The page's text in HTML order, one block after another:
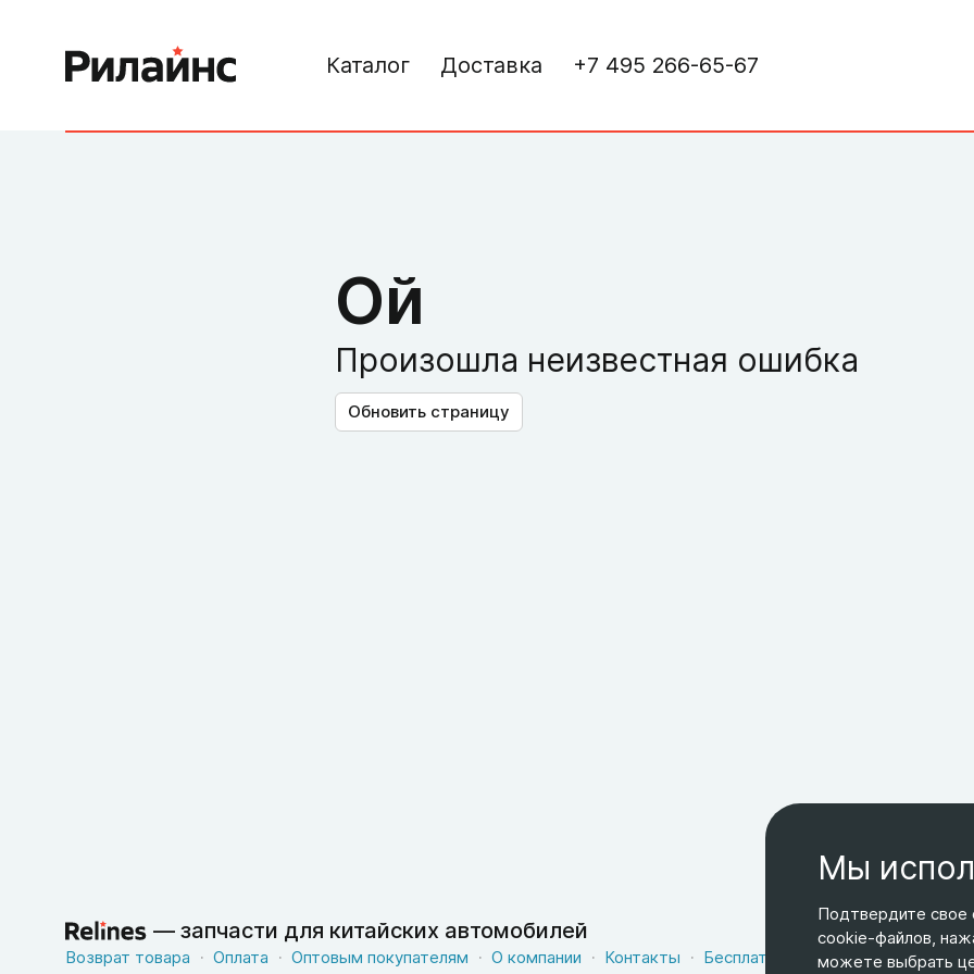
Каталог Доставка +7 495 266-65-67
Ой
Произошла неизвестная ошибка
Обновить страницу
— запчасти для китайских автомобилей
Возврат товара Оплата Оптовым покупателям О компании Контакты Бесплатная доставка
Оферта
Мы
Подтвердите свое
cookie-файлов,
можете выбрать